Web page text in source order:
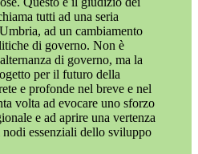
tutti ad una seria
ad un cambiamento
di governo. Non è
di governo, ma la
per il futuro della
e profonde nel breve e nel
volta ad evocare uno sforzo
e ad aprire una vertenza
essenziali dello sviluppo